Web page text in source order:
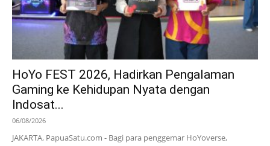
HoYo FEST 2026, Hadirkan Pengalaman
Gaming ke Kehidupan Nyata dengan
Indosat...
06/08/2026
JAKARTA, PapuaSatu.com - Bagi para penggemar HoYoverse,